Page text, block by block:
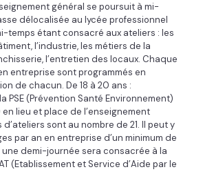
général se poursuit à mi-
délocalisée au lycée professionnel
temps étant consacré aux ateliers : les
l’industrie, les métiers de la
l’entretien des locaux. Chaque
entreprise sont programmés en
de chacun. De 18 à 20 ans :
PSE (Prévention Santé Environnement)
lieu et place de l’enseignement
sont au nombre de 21. Il peut y
par an en entreprise d’un minimum de
une demi-journée sera consacrée à la
(Etablissement et Service d’Aide par le